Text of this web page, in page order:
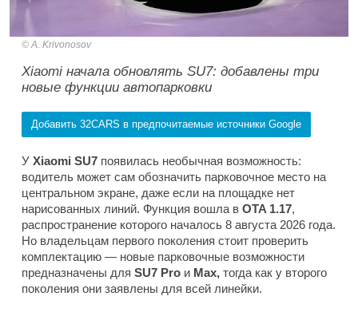
A. Krivonosov
Xiaomi начала обновлять SU7: добавлены три
новые функции автопарковки
Добавить 32CARS в предпочитаемые источники Google
У Xiaomi SU7 появилась необычная возможность:
водитель может сам обозначить парковочное место на
центральном экране, даже если на площадке нет
нарисованных линий. Функция вошла в OTA 1.17,
распространение которого началось 8 августа 2026 года.
Но владельцам первого поколения стоит проверить
комплектацию — новые парковочные возможности
предназначены для SU7 Pro и Max, тогда как у второго
поколения они заявлены для всей линейки.